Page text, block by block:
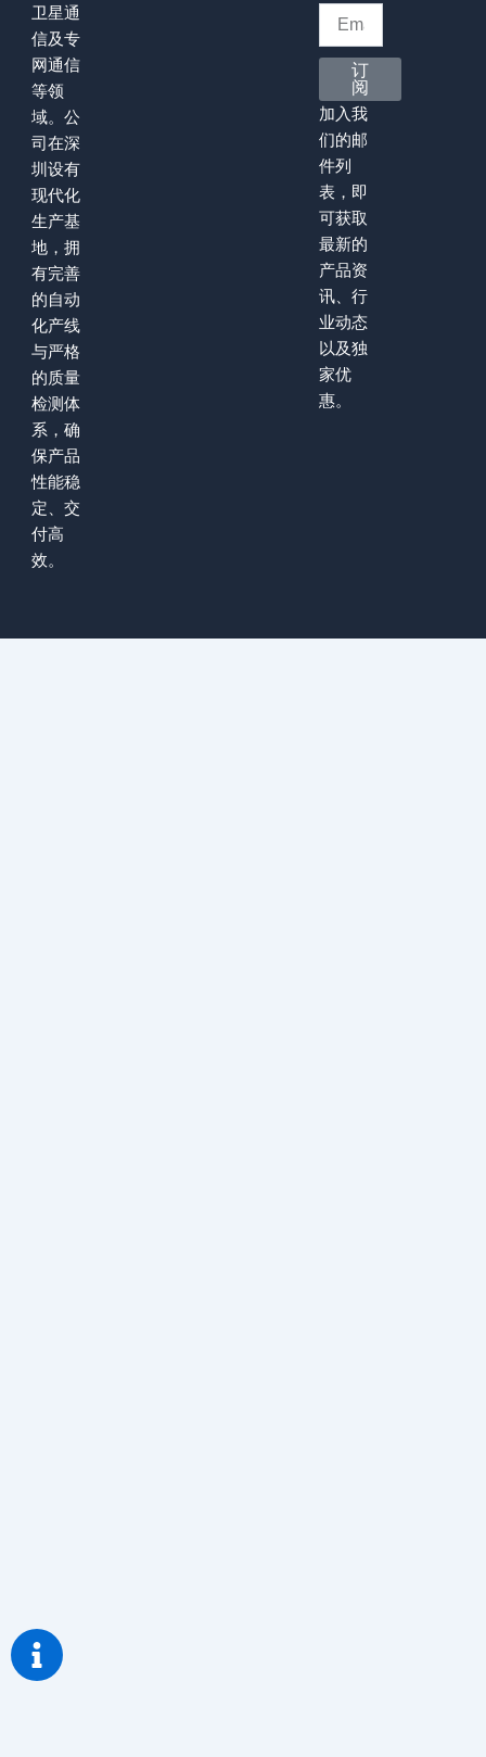
卫星通
信及专
网通信
等领
域。公
司在深
圳设有
现代化
生产基
地，拥
有完善
的自动
化产线
与严格
的质量
检测体
系，确
保产品
性能稳
定、交
付高
效。
订
阅
加入我
们的邮
件列
表，即
可获取
最新的
产品资
讯、行
业动态
以及独
家优
惠。